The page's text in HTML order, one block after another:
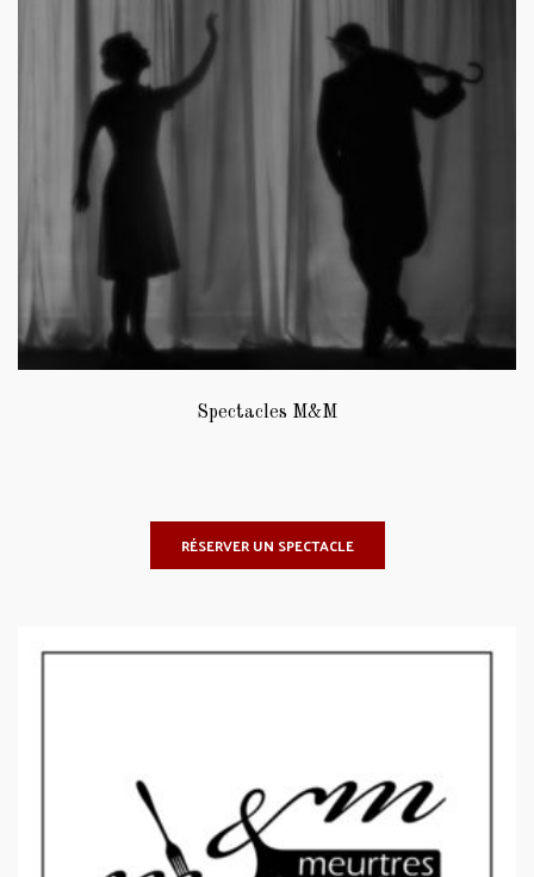
Spectacles M&M
RÉSERVER UN SPECTACLE